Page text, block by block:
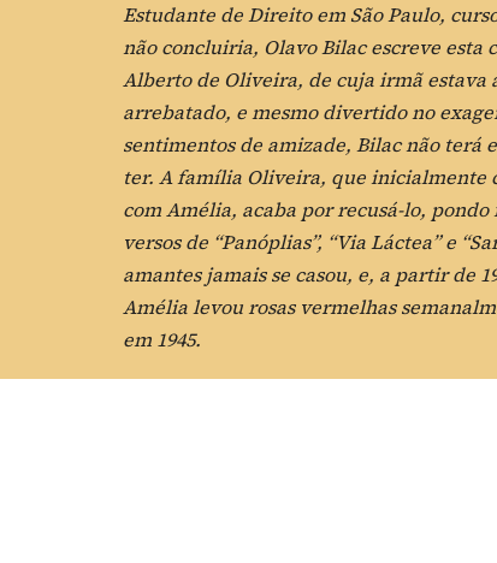
Estudante de Direito em São Paulo,
não concluiria, Olavo Bilac escreve esta
Alberto de Oliveira, de cuja irmã estava
arrebatado, e mesmo divertido no
sentimentos de amizade, Bilac não terá
ter. A família Oliveira, que inicialmente
com Amélia, acaba por recusá-lo,
versos de “Panóplias”, “Via Láctea” e
amantes jamais se casou, e, a partir de
Amélia levou rosas vermelhas
em 1945.